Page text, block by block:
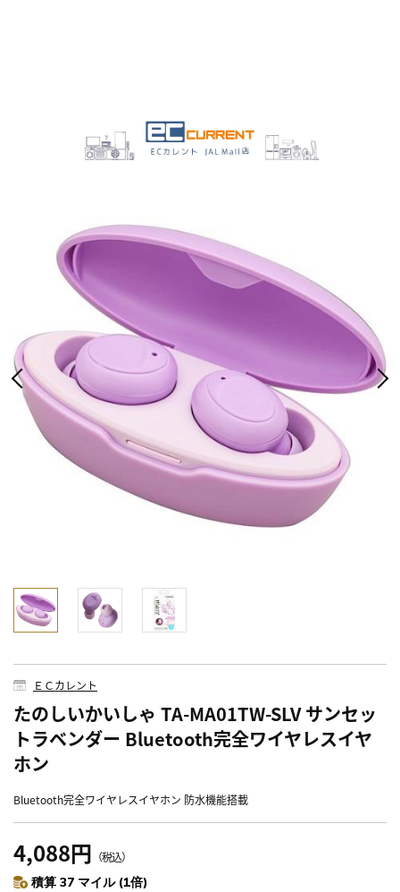
ＥＣカレント
たのしいかいしゃ TA-MA01TW-SLV サンセッ
トラベンダー Bluetooth完全ワイヤレスイヤ
ホン
Bluetooth完全ワイヤレスイヤホン 防水機能搭載
4,088円 （税込）
積算 37 マイル (1倍)